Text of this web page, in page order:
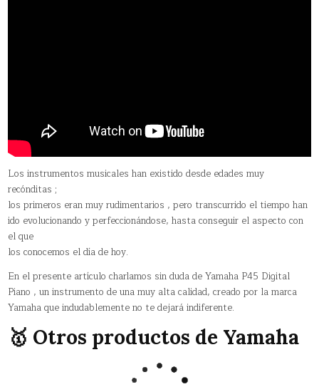
Los instrumentos musicales han existido desde edades muy
recónditas ;
los primeros eran muy rudimentarios , pero transcurrido el tiempo han
ido evolucionando y perfeccionándose, hasta conseguir el aspecto con
el que
los conocemos el día de hoy.
En el presente artículo charlamos sin duda de Yamaha P45 Digital
Piano , un instrumento de una muy alta calidad, creado por la marca
Yamaha que indudablemente no te dejará indiferente.
🥇 Otros productos de Yamaha